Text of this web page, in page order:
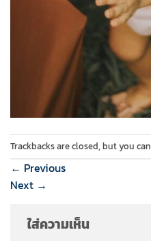
Trackbacks are closed, but you can
← Previous
Next →
ใส่ความเห็น